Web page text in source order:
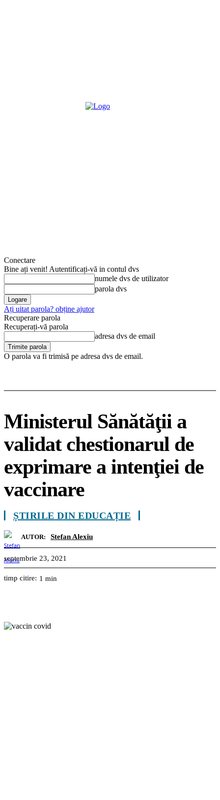
Conectare
Bine ați venit! Autentificați-vă in contul dvs
numele dvs de utilizator
parola dvs
Ați uitat parola? obține ajutor
Recuperare parola
Recuperați-vă parola
adresa dvs de email
O parola va fi trimisă pe adresa dvs de email.
Ministerul Sănătăţii a
validat chestionarul de
exprimare a intenţiei de
vaccinare
ȘTIRILE DIN EDUCAȚIE
AUTOR: Stefan Alexiu
septembrie 23, 2021
timp citire: 1 min